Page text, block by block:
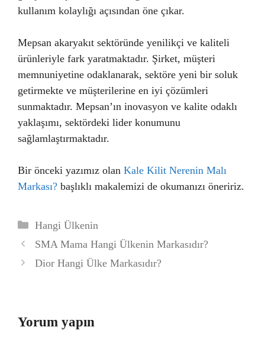
kullanım kolaylığı açısından öne çıkar.
Mepsan akaryakıt sektöründe yenilikçi ve kaliteli
ürünleriyle fark yaratmaktadır. Şirket, müşteri
memnuniyetine odaklanarak, sektöre yeni bir soluk
getirmekte ve müşterilerine en iyi çözümleri
sunmaktadır. Mepsan’ın inovasyon ve kalite odaklı
yaklaşımı, sektördeki lider konumunu
sağlamlaştırmaktadır.
Bir önceki yazımız olan Kale Kilit Nerenin Malı
Markası? başlıklı makalemizi de okumanızı öneririz.
Kategoriler
Hangi Ülkenin
SMA Mama Hangi Ülkenin Markasıdır?
Dior Hangi Ülke Markasıdır?
Yorum yapın